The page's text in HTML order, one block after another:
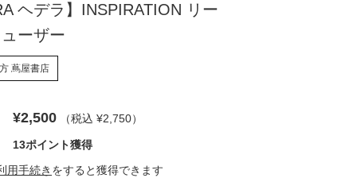
蔦 ヘデラ】INSPIRATION リー
ーザー
蔦屋書店
¥2,500 （税込 ¥2,750）
13ポイント獲得
用手続き をすると獲得できます